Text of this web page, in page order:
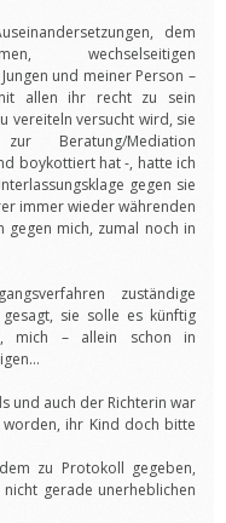
dem
wechselseitigen
und meiner Person –
allen ihr recht zu sein
vereiteln versucht wird, sie
Beratung/Mediation
boykottiert hat -, hatte ich
gegen sie
immer wieder währenden
gegen mich, zumal noch in
zuständige
sie solle es künftig
mich – allein schon in
und auch der Richterin war
ihr Kind doch bitte
zu Protokoll gegeben,
gerade unerheblichen